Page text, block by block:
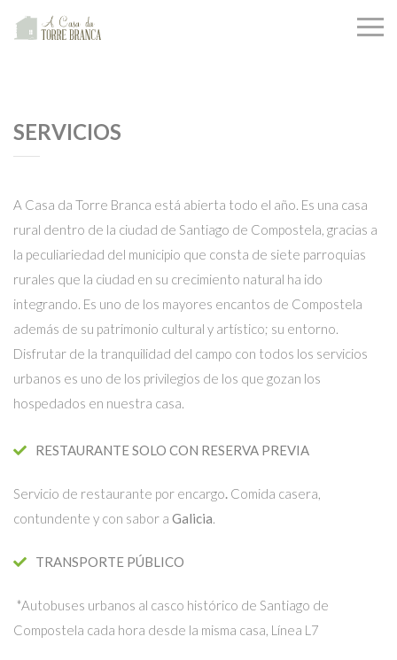
SERVICIOS
A Casa da Torre Branca está abierta todo el año. Es una casa
rural dentro de la ciudad de Santiago de Compostela, gracias a
la peculiariedad del municipio que consta de siete parroquias
rurales que la ciudad en su crecimiento natural ha ido
integrando. Es uno de los mayores encantos de Compostela
además de su patrimonio cultural y artístico; su entorno.
Disfrutar de la tranquilidad del campo con todos los servicios
urbanos es uno de los privilegios de los que gozan los
hospedados en nuestra casa.
RESTAURANTE SOLO CON RESERVA PREVIA
Servicio de restaurante por encargo. Comida casera,
contundente y con sabor a Galicia.
TRANSPORTE PÚBLICO
*Autobuses urbanos al casco histórico de Santiago de
Compostela cada hora desde la misma casa, Línea L7